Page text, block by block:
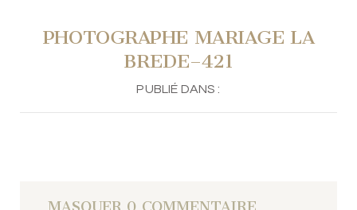
PHOTOGRAPHE MARIAGE LA
BREDE–421
PUBLIÉ DANS :